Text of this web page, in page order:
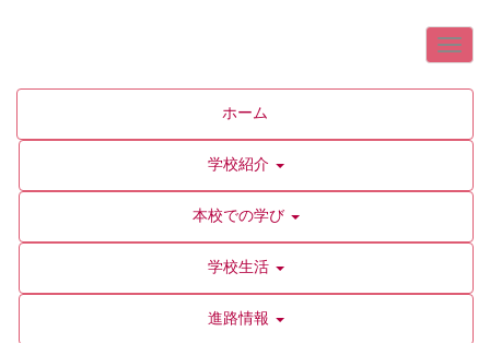
ホーム
学校紹介
本校での学び
学校生活
進路情報